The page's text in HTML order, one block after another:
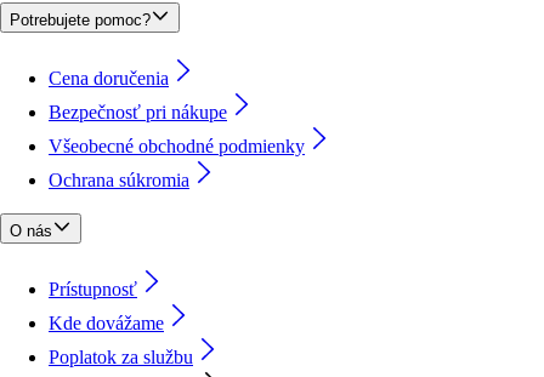
Potrebujete pomoc?
Cena doručenia
Bezpečnosť pri nákupe
Všeobecné obchodné podmienky
Ochrana súkromia
O nás
Prístupnosť
Kde dovážame
Poplatok za službu